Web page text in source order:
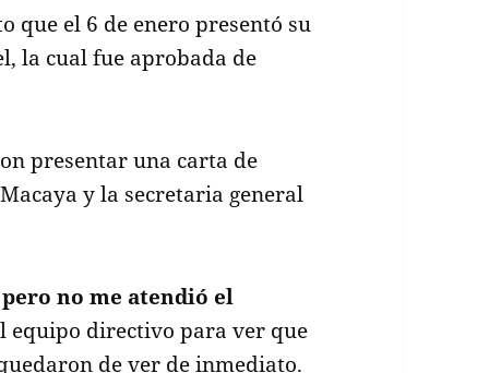
que el 6 de enero presentó su
la cual fue aprobada de
presentar una carta de
y la secretaria general
no me atendió el
directivo para ver que
de ver de inmediato.